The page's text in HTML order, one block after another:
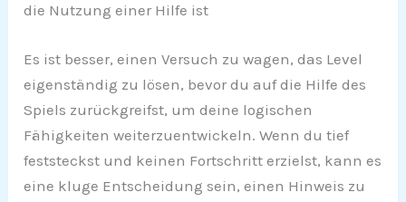
die Nutzung einer Hilfe ist
Es ist besser, einen Versuch zu wagen, das Level
eigenständig zu lösen, bevor du auf die Hilfe des
Spiels zurückgreifst, um deine logischen
Fähigkeiten weiterzuentwickeln. Wenn du tief
feststeckst und keinen Fortschritt erzielst, kann es
eine kluge Entscheidung sein, einen Hinweis zu